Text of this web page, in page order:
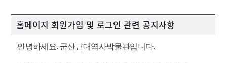
홈페이지 회원가입 및 로그인 관련 공지사항
안녕하세요. 군산근대역사박물관입니다.